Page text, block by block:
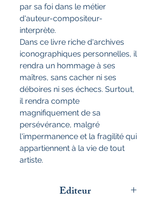
par sa foi dans le métier
d'auteur-compositeur-
interprète.
Dans ce livre riche d'archives
iconographiques personnelles, il
rendra un hommage à ses
maîtres, sans cacher ni ses
déboires ni ses échecs. Surtout,
il rendra compte
magnifiquement de sa
persévérance, malgré
l'impermanence et la fragilité qui
appartiennent à la vie de tout
artiste.
Editeur